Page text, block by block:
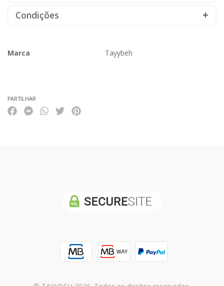
Condições
Marca
Tayybeh
PARTILHAR